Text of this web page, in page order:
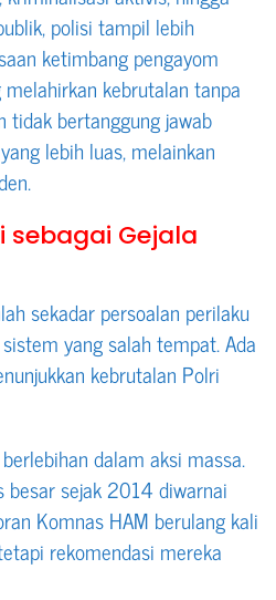
polisi tampil lebih
ketimbang pengayom
kebrutalan tanpa
tidak bertanggung jawab
lebih luas, melainkan
sebagai Gejala
sekadar persoalan perilaku
yang salah tempat. Ada
kebrutalan Polri
dalam aksi massa.
sejak 2014 diwarnai
Komnas HAM berulang kali
rekomendasi mereka